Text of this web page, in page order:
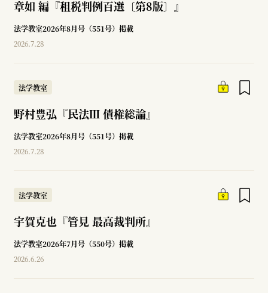
章如 編『租税判例百選〔第8版〕』
法学教室2026年8月号（551号）掲載
2026.7.28
法学教室
野村豊弘『民法Ⅲ 債権総論』
法学教室2026年8月号（551号）掲載
2026.7.28
法学教室
宇賀克也『管見 最高裁判所』
法学教室2026年7月号（550号）掲載
2026.6.26